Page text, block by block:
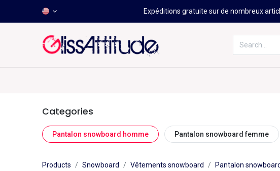
Expéditions gratuite sur de nombreux
Categories
Pantalon snowboard homme Pantalon snowboard femme
Products Snowboard Vêtements snowboard Pantalon snowboard